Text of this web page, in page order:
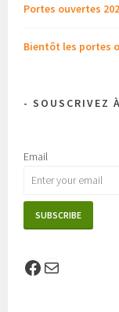
Portes ouvertes
Bientôt les portes
- SOUSCRIVEZ
Email
Facebook
E-mail